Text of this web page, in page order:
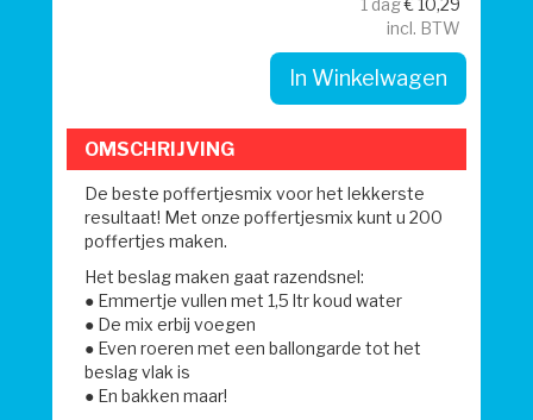
1 dag€ 10,29
incl. BTW
In Winkelwagen
OMSCHRIJVING
De beste poffertjesmix voor het lekkerste
resultaat! Met onze poffertjesmix kunt u 200
poffertjes maken.
Het beslag maken gaat razendsnel:
● Emmertje vullen met 1,5 ltr koud water
● De mix erbij voegen
● Even roeren met een ballongarde tot het
beslag vlak is
● En bakken maar!